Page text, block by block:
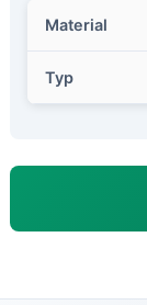
Material
Typ